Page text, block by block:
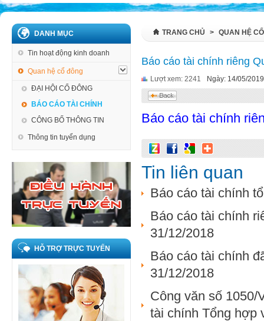
DANH MỤC
Tin hoạt động kinh doanh
Quan hệ cổ đông
ĐẠI HỘI CỔ ĐÔNG
BÁO CÁO TÀI CHÍNH
CÔNG BỐ THÔNG TIN
Thông tin tuyển dụng
HỖ TRỢ TRỰC TUYẾN
TRANG CHỦ > QUAN HỆ
Báo cáo tài chính riêng
Lượt xem: 2241 Ngày: 14/05/2019
Báo cáo tài chính
Tin liên quan
Báo cáo tài chính
Báo cáo tài chính
31/12/2018
Báo cáo tài chính
31/12/2018
Công văn số 1050/
tài chính Tổng hợp